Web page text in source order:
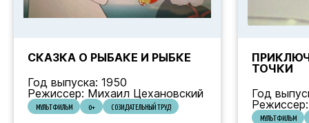
СКАЗКА О РЫБАКЕ И РЫБКЕ
Год выпуска: 1950
Режиссер: Михаил Цехановский
МУЛЬТФИЛЬМ 0+ СОЗИДАТЕЛЬНЫЙ ТРУД
ТОЧКИ
Год
МУЛЬТФИЛЬМ